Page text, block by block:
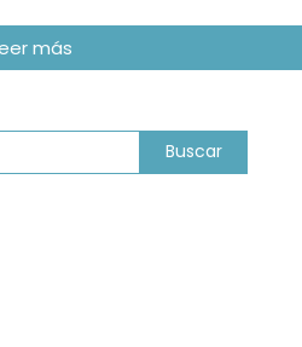
Buscar: